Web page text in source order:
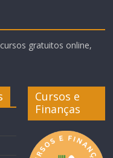
gratuitos online,
Cursos e
Finanças